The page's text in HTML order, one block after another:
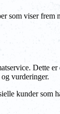
viser
Dette
vurderinger.
kunder som